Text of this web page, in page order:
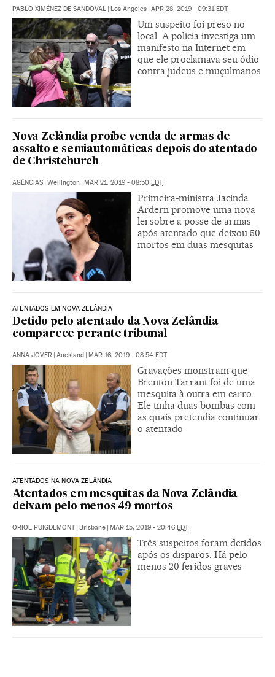
PABLO XIMÉNEZ DE SANDOVAL Los Angeles APR 28, 2019 - 09:31 EDT
Um suspeito foi preso no
local. A polícia investiga um
manifesto na Internet em
que ele proclamava seu ódio
contra judeus e muçulmanos
Nova Zelândia proíbe venda de armas de
assalto e semiautomáticas depois do atentado
de Christchurch
AGÊNCIAS | Wellington | MAR 21, 2019 - 08:50 EDT
Primeira-ministra Jacinda
Ardern promove uma nova
lei sobre a posse de armas
após atentado que deixou 50
mortos em duas mesquitas
ATENTADOS EM NOVA ZELÂNDIA
Detido pelo atentado da Nova Zelândia
comparece perante tribunal
ANNA JOVER | Auckland | MAR 16, 2019 - 08:54 EDT
Gravações monstram que
Brenton Tarrant foi de uma
mesquita à outra em carro.
Ele tinha duas bombas com
as quais pretendia continuar
o atentado
ATENTADOS NA NOVA ZELÂNDIA
Atentados em mesquitas da Nova Zelândia
deixam pelo menos 49 mortos
ORIOL PUIGDEMONT | Brisbane | MAR 15, 2019 - 20:46 EDT
Três suspeitos foram detidos
após os disparos. Há pelo
menos 20 feridos graves